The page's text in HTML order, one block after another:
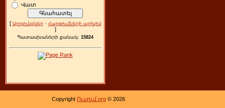
Վատ
[ Արդյունքներ · Հարցումների արխիվ
]
Պատասխաների քանակ: 15824
Copyright Ուսում.org © 2026